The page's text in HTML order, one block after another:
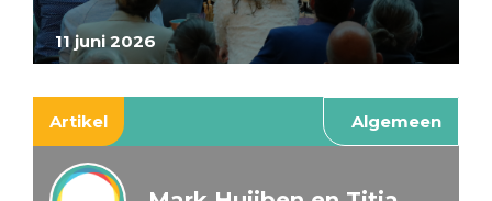
11 juni 2026
Artikel Algemeen